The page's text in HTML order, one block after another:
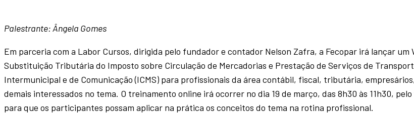
Palestrante: Ângela Gomes
Em parceria com a Labor Cursos, dirigida pelo fundador e contador Nelson Zafra, a Fecopar irá lançar um
Substituição Tributária do Imposto sobre Circulação de Mercadorias e Prestação de Serviços de
Intermunicipal e de Comunicação (ICMS) para profissionais da área contábil, fiscal, tributária,
demais interessados no tema. O treinamento online irá ocorrer no dia 19 de março, das 8h30 às 11h30, pelo
para que os participantes possam aplicar na prática os conceitos do tema na rotina profissional.